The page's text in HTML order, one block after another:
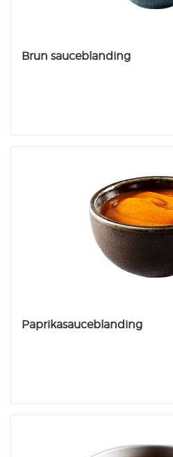
Brun sauceblanding
Paprikasauceblanding